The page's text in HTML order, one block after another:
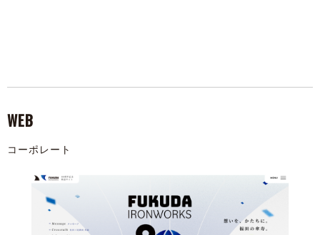
WEB
コーポレート